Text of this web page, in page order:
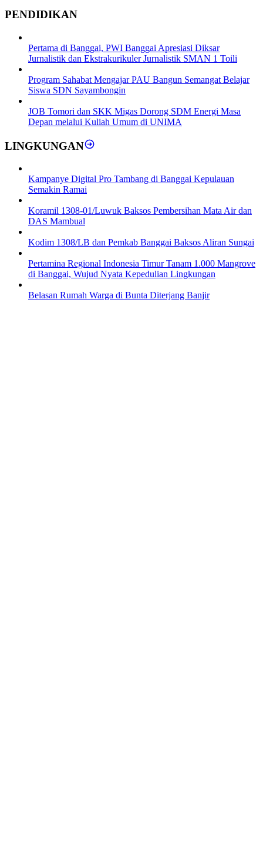
PENDIDIKAN
Pertama di Banggai, PWI Banggai Apresiasi Diksar
Jurnalistik dan Ekstrakurikuler Jurnalistik SMAN 1 Toili
Program Sahabat Mengajar PAU Bangun Semangat Belajar
Siswa SDN Sayambongin
JOB Tomori dan SKK Migas Dorong SDM Energi Masa
Depan melalui Kuliah Umum di UNIMA
LINGKUNGAN
Kampanye Digital Pro Tambang di Banggai Kepulauan
Semakin Ramai
Koramil 1308-01/Luwuk Baksos Pembersihan Mata Air dan
DAS Mambual
Kodim 1308/LB dan Pemkab Banggai Baksos Aliran Sungai
Pertamina Regional Indonesia Timur Tanam 1.000 Mangrove
di Banggai, Wujud Nyata Kepedulian Lingkungan
Belasan Rumah Warga di Bunta Diterjang Banjir